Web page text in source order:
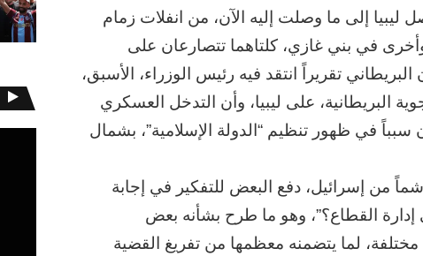
ليبيا إلى ما وصلت إليه الآن، من انفلات زمام
في بني غازي، كلتاهما تتصارعان على
تقريراً انتقد فيه رئيس الوزراء، الأسبق،
البريطانية، على ليبيا، وأن التدخل العسكري
سبباً في ظهور تنظيم “الدولة الإسلامية”، بشمال
من إسرائيل، دفع البعض للتفكير في إجابة
القطاع؟”، وهو ما طرح بشأنه بعض
مختلفة، لما يتضمنه معظمها من تفريغ القضية